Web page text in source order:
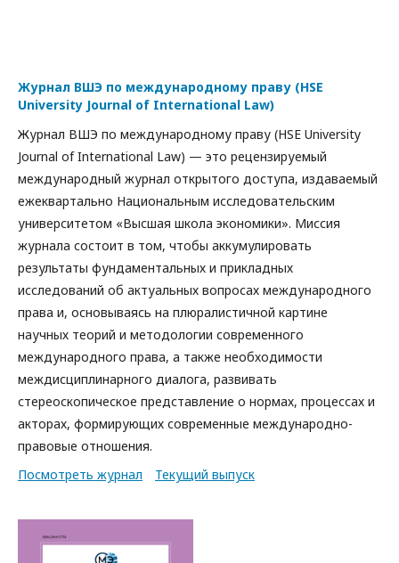
Журнал ВШЭ по международному праву (HSE
University Journal of International Law)
Журнал ВШЭ по международному праву (HSE University
Journal of International Law) — это рецензируемый
международный журнал открытого доступа, издаваемый
ежеквартально Национальным исследовательским
университетом «Высшая школа экономики». Миссия
журнала состоит в том, чтобы аккумулировать
результаты фундаментальных и прикладных
исследований об актуальных вопросах международного
права и, основываясь на плюралистичной картине
научных теорий и методологии современного
международного права, а также необходимости
междисциплинарного диалога, развивать
стереоскопическое представление о нормах, процессах и
акторах, формирующих современные международно-
правовые отношения.
Посмотреть журнал
Текущий выпуск